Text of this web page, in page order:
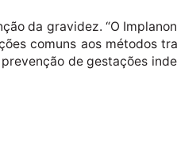
da gravidez. “O
comuns aos métodos
de gestações